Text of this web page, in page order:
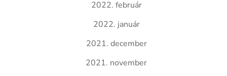
2022. február
2022. január
2021. december
2021. november